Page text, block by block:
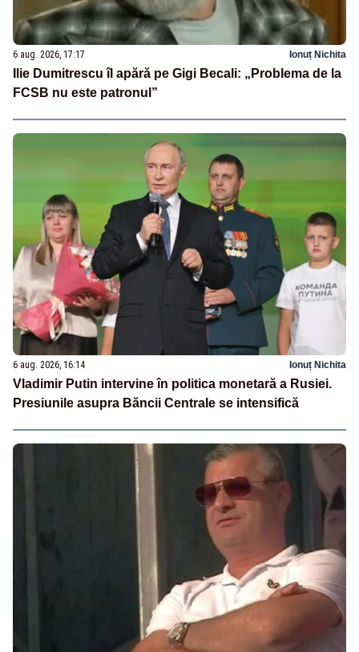
6 aug. 2026, 17:17 Ionuț Nichita
Ilie Dumitrescu îl apără pe Gigi Becali: „Problema de la
FCSB nu este patronul”
6 aug. 2026, 16:14 Ionuț Nichita
Vladimir Putin intervine în politica monetară a Rusiei.
Presiunile asupra Băncii Centrale se intensifică